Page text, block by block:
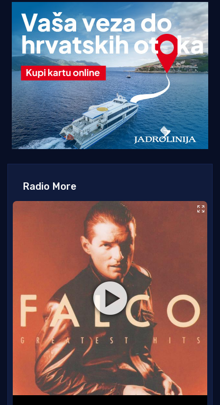
Radio More